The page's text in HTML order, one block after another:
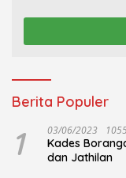
Berita Populer
1 03/06/2023
Kades
dan Jathilan